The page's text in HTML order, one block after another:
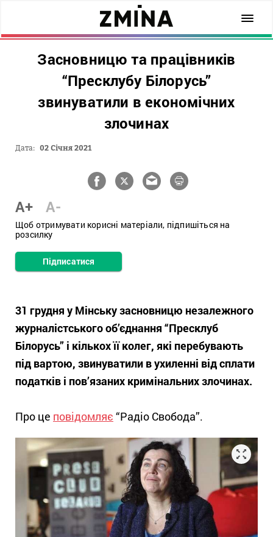
Засновницю та працівників
“Пресклубу Білорусь”
звинуватили в економічних
злочинах
Дата: 02 Січня 2021
A+ A-
Щоб отримувати корисні матеріали, підпишіться на
розсилку
Підписатися
31 грудня у Мінську засновницю незалежного
журналістського об’єднання “Пресклуб
Білорусь” і кількох її колег, які перебувають
під вартою, звинуватили в ухиленні від сплати
податків і пов’язаних кримінальних злочинах.
Про це повідомляє “Радіо Свобода”.